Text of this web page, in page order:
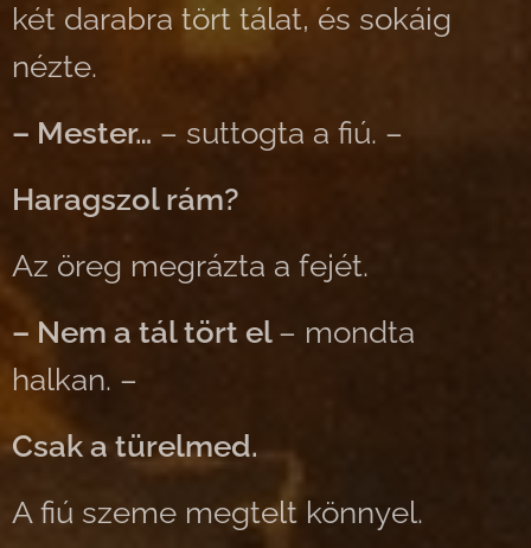
két darabra tört tálat, és sokáig
nézte.
– Mester… – suttogta a fiú. –
Haragszol rám?
Az öreg megrázta a fejét.
– Nem a tál tört el – mondta
halkan. –
Csak a türelmed.
A fiú szeme megtelt könnyel.